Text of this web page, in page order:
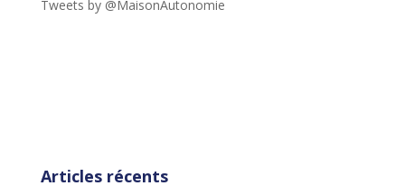
Tweets by @MaisonAutonomie
Articles récents